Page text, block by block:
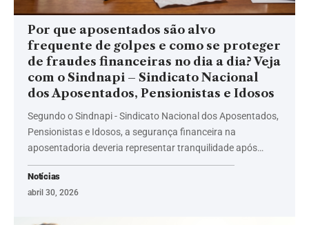
Por que aposentados são alvo
frequente de golpes e como se proteger
de fraudes financeiras no dia a dia? Veja
com o Sindnapi – Sindicato Nacional
dos Aposentados, Pensionistas e Idosos
Segundo o Sindnapi - Sindicato Nacional dos Aposentados,
Pensionistas e Idosos, a segurança financeira na
aposentadoria deveria representar tranquilidade após…
Notícias
abril 30, 2026